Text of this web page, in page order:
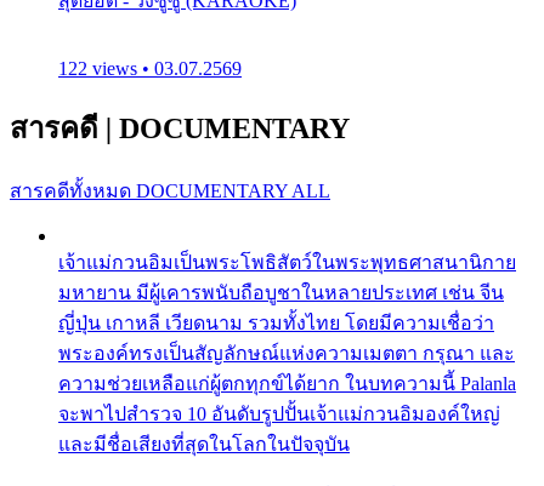
122 views • 03.07.2569
สารคดี | DOCUMENTARY
สารคดีทั้งหมด DOCUMENTARY ALL
เจ้าแม่กวนอิมเป็นพระโพธิสัตว์ในพระพุทธศาสนานิกาย
มหายาน มีผู้เคารพนับถือบูชาในหลายประเทศ เช่น จีน
ญี่ปุ่น เกาหลี เวียดนาม รวมทั้งไทย โดยมีความเชื่อว่า
พระองค์ทรงเป็นสัญลักษณ์แห่งความเมตตา กรุณา และ
ความช่วยเหลือแก่ผู้ตกทุกข์ได้ยาก ในบทความนี้ Palanla
จะพาไปสำรวจ 10 อันดับรูปปั้นเจ้าแม่กวนอิมองค์ใหญ่
และมีชื่อเสียงที่สุดในโลกในปัจจุบัน